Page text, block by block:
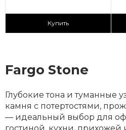
2
Купить
Fargo Stone
Глубокие тона и туманные
камня с потертостями,
— идеальный выбор для
гостиной, кухни, прихожей